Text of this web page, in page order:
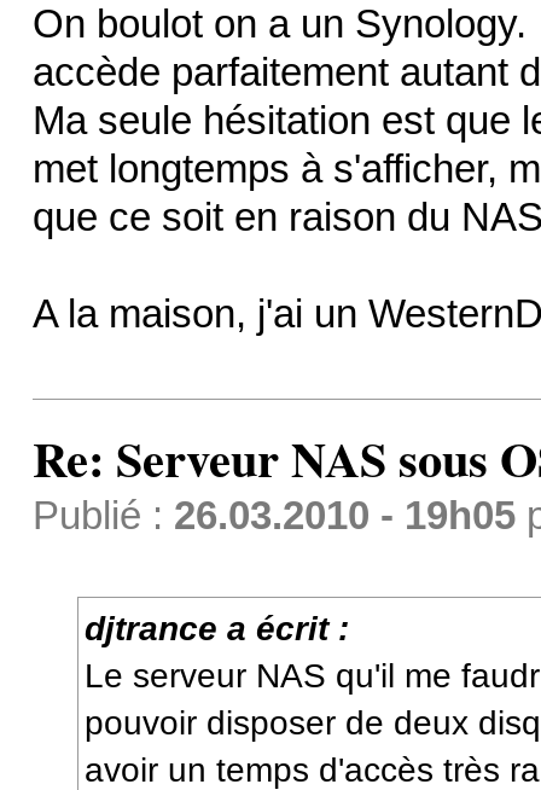
On boulot on a un
accède parfaitement autant
Ma seule hésitation est que
met longtemps à s'afficher,
que ce soit en raison du
A la maison, j'ai un
Re: Serveur NAS sous
Publié : 26.03.2010 - 19h05
djtrance a écrit :
Le serveur NAS qu'il me
pouvoir disposer de deux
avoir un temps d'accès très